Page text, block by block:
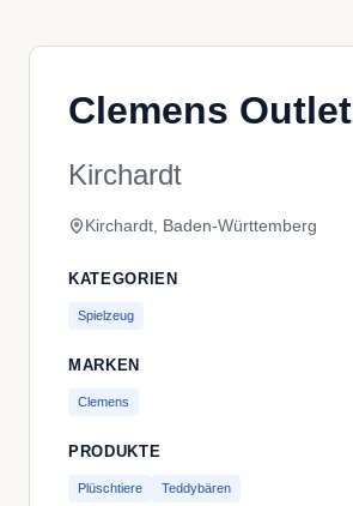
Clemens Outlet
Kirchardt
Kirchardt, Baden-Württemberg
KATEGORIEN
Spielzeug
MARKEN
Clemens
PRODUKTE
Plüschtiere Teddybären